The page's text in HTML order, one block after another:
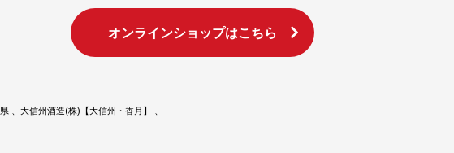
オンラインショップはこちら
大信州酒造(株)【大信州・香月】